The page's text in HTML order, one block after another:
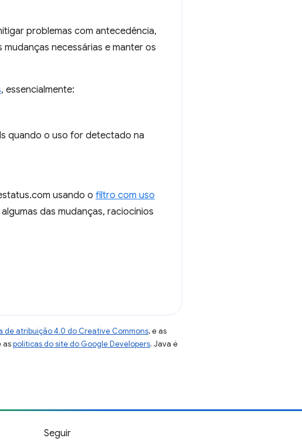
problemas com antecedência,
necessárias e manter os
, essencialmente:
quando o uso for detectado na
usando o filtro com uso
das mudanças, raciocínios
de atribuição 4.0 do Creative Commons, e as
aspolíticas do site do Google Developers. Java é
Seguir